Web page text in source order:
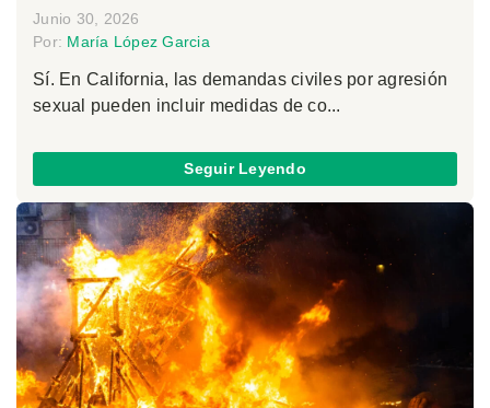
Junio 30, 2026
Por: María López Garcia
Sí. En California, las demandas civiles por agresión
sexual pueden incluir medidas de co...
Seguir Leyendo